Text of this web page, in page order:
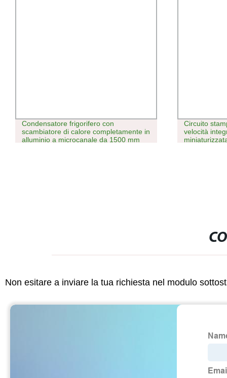
Condensatore frigorifero con
scambiatore di calore completamente in
alluminio a microcanale da 1500 mm
Circuito
velocità
Non esitare a inviare la tua richiesta nel modulo